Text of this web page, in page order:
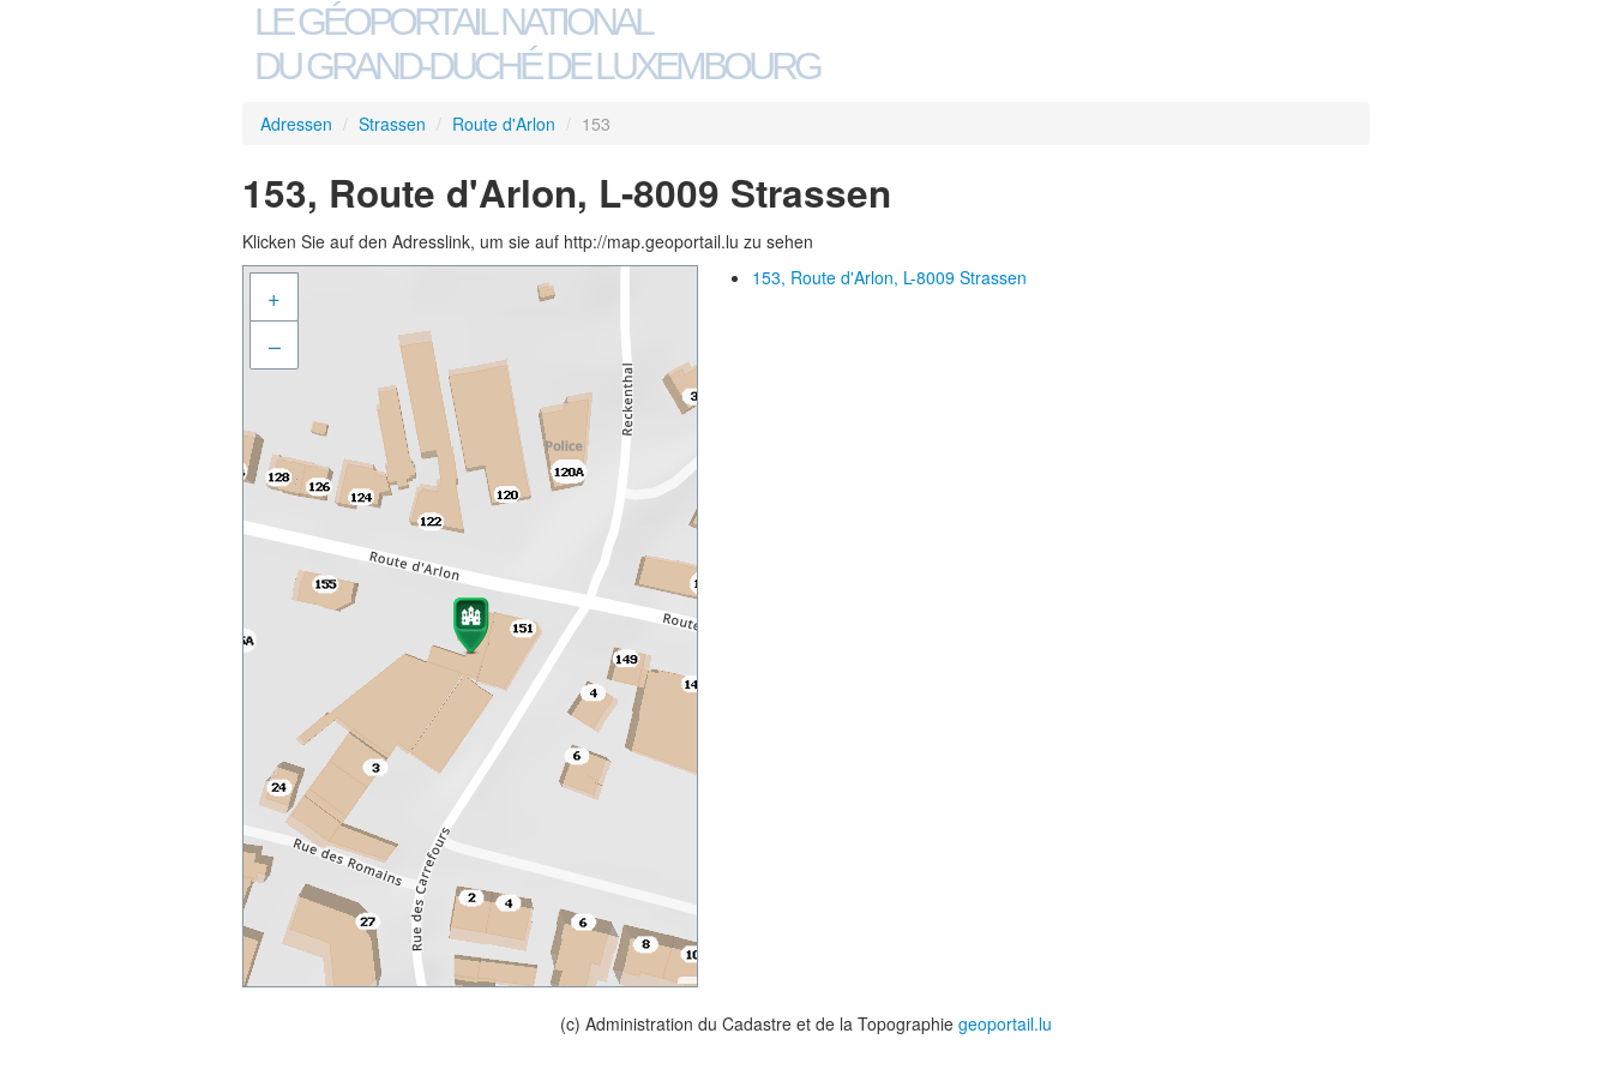
LE GÉOPORTAIL NATIONAL
DU GRAND-DUCHÉ DE LUXEMBOURG
Adressen / Strassen / Route d'Arlon / 153
153, Route d'Arlon, L-8009 Strassen
Klicken Sie auf den Adresslink, um sie auf http://map.geoportail.lu zu sehen
+
–
153, Route d'Arlon, L-8009 Strassen
(c) Administration du Cadastre et de la Topographie geoportail.lu